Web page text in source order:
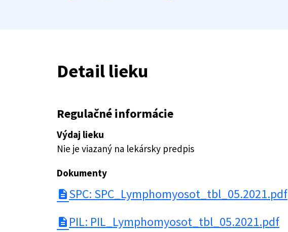
Detail lieku
Regulačné informácie
Výdaj lieku
Nie je viazaný na lekársky predpis
Dokumenty
description SPC: SPC_Lymphomyosot_tbl_05.2021.pdf
description PIL: PIL_Lymphomyosot_tbl_05.2021.pdf